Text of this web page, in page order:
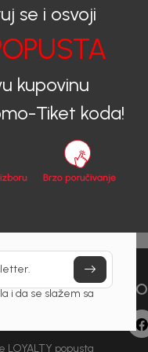
LOYALTY popusta
se i osvoji
kupovinu
Tiket koda!
i da se slažem sa